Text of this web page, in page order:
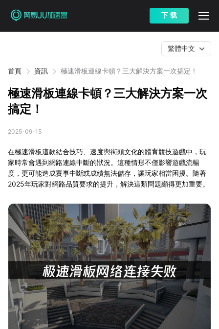
下 载
首頁 資訊 極速滑板連線卡頓？三大解決方案一次搞定！
繁體中文
極速滑板連線卡頓？三大解決方案一次
搞定！
2025-09-15
在極速滑板這款結合技巧、速度與街頭文化的體育競技遊戲中，玩
家時常會遇到網路連線中斷的狀況。這種情形不僅影響遊戲流暢
度，更可能造成賽事中斷或成績無法儲存，讓玩家相當困擾。隨著
2025年玩家對網路品質要求的提升，解決這類問題顯得更加重要。